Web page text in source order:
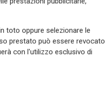
toto oppure selezionare le
prestato può essere revocato
con l'utilizzo esclusivo di